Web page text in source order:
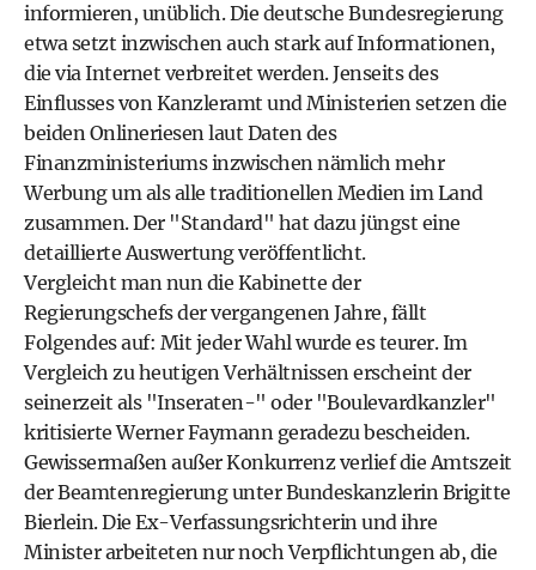
informieren, unüblich. Die deutsche Bundesregierung
etwa setzt inzwischen auch stark auf Informationen,
die via Internet verbreitet werden. Jenseits des
Einflusses von Kanzleramt und Ministerien setzen die
beiden Onlineriesen laut Daten des
Finanzministeriums inzwischen nämlich mehr
Werbung um als alle traditionellen Medien im Land
zusammen. Der "Standard" hat dazu jüngst eine
detaillierte Auswertung veröffentlicht.
Vergleicht man nun die Kabinette der
Regierungschefs der vergangenen Jahre, fällt
Folgendes auf: Mit jeder Wahl wurde es teurer. Im
Vergleich zu heutigen Verhältnissen erscheint der
seinerzeit als "Inseraten-" oder "Boulevardkanzler"
kritisierte Werner Faymann geradezu bescheiden.
Gewissermaßen außer Konkurrenz verlief die Amtszeit
der Beamtenregierung unter Bundeskanzlerin Brigitte
Bierlein. Die Ex-Verfassungsrichterin und ihre
Minister arbeiteten nur noch Verpflichtungen ab, die